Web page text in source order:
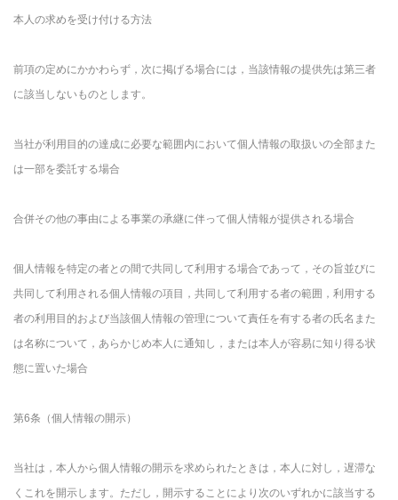
本人の求めを受け付ける方法
前項の定めにかかわらず，次に掲げる場合には，当該情報の提供先は第三者
に該当しないものとします。
当社が利用目的の達成に必要な範囲内において個人情報の取扱いの全部また
は一部を委託する場合
合併その他の事由による事業の承継に伴って個人情報が提供される場合
個人情報を特定の者との間で共同して利用する場合であって，その旨並びに
共同して利用される個人情報の項目，共同して利用する者の範囲，利用する
者の利用目的および当該個人情報の管理について責任を有する者の氏名また
は名称について，あらかじめ本人に通知し，または本人が容易に知り得る状
態に置いた場合
第6条（個人情報の開示）
当社は，本人から個人情報の開示を求められたときは，本人に対し，遅滞な
くこれを開示します。ただし，開示することにより次のいずれかに該当する